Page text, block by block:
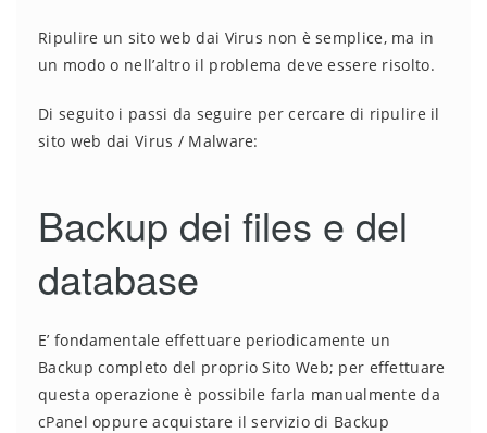
Ripulire un sito web dai Virus non è semplice, ma in
un modo o nell’altro il problema deve essere risolto.
Di seguito i passi da seguire per cercare di ripulire il
sito web dai Virus / Malware:
Backup dei files e del
database
E’ fondamentale effettuare periodicamente un
Backup completo del proprio Sito Web; per effettuare
questa operazione è possibile farla manualmente da
cPanel oppure acquistare il servizio di Backup